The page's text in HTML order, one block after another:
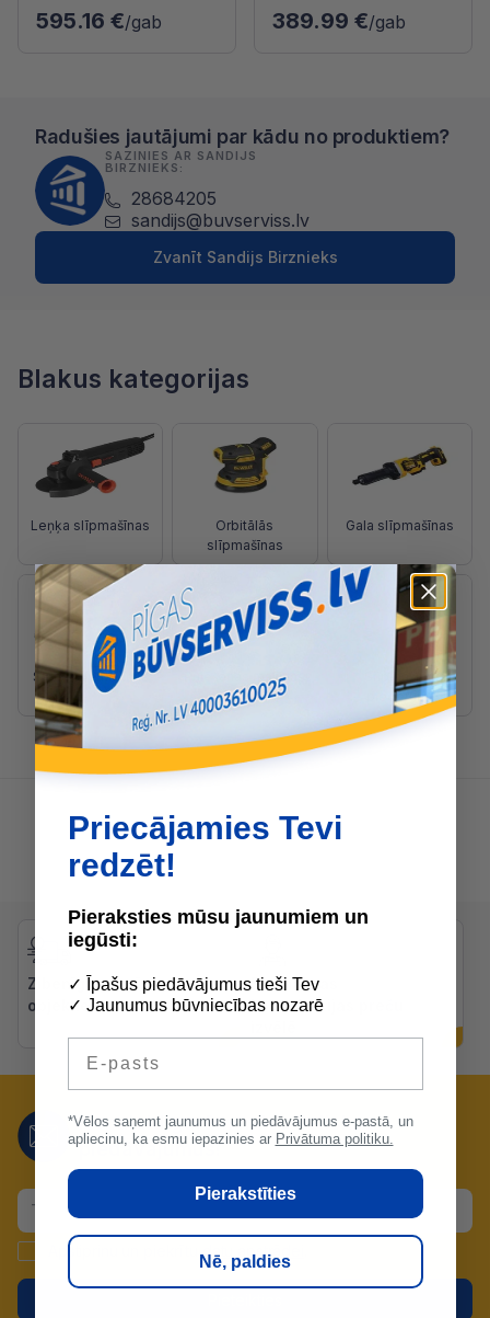
595.16 €/gab 389.99 €/gab
Radušies jautājumi par kādu no produktiem?
SAZINIES AR SANDIJS
BIRZNIEKS:
28684205
sandijs@buvserviss.lv
Zvanīt Sandijs Birznieks
Blakus kategorijas
Leņķa slīpmašīnas
Orbitālās
slīpmašīnas
Gala slīpmašīnas
Sienu slīpmašīnas Pulēšanas mašīnas
Slīpmašīnu
piederumi
Zibenīga piegāde uz
objektiem
Bezmaksas
konsultācijas preču
Nepalaid garām mūsu lieliskos
piedāvājumus!
Apstiprinu un piekrītudatu apstrādei
Priecājamies Tevi
redzēt!
Pieraksties mūsu jaunumiem un
iegūsti:
✓ Īpašus piedāvājumus tieši Tev
✓ Jaunumus būvniecības nozarē
*Vēlos saņemt jaunumus un piedāvājumus e-pastā, un
apliecinu, ka esmu iepazinies ar Privātuma politiku.
Pierakstīties
Nē, paldies